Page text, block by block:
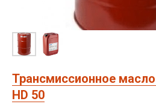
Трансмиссионное
HD 50